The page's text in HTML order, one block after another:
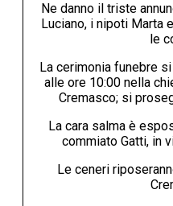
Ne danno il triste
Luciano, i nipoti Marta
le
La cerimonia funebre
alle ore 10:00 nella
Cremasco; si
La cara salma è
commiato Gatti, in
Le ceneri